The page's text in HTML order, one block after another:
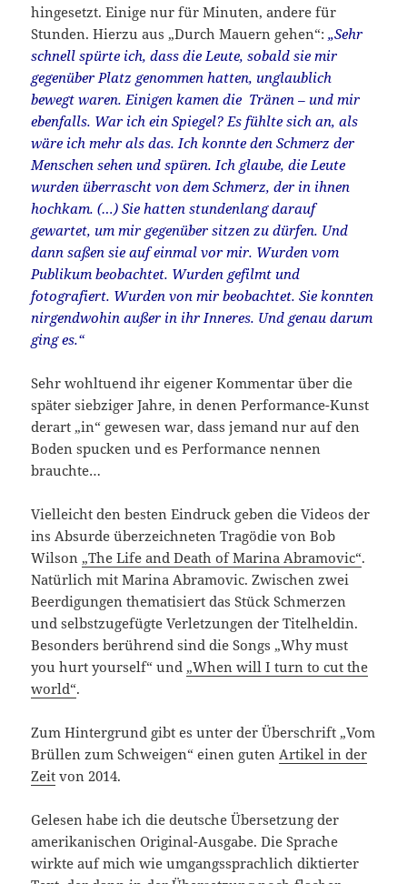
hingesetzt. Einige nur für Minuten, andere für
Stunden. Hierzu aus „Durch Mauern gehen“:„Sehr
schnell spürte ich, dass die Leute, sobald sie mir
gegenüber Platz genommen hatten, unglaublich
bewegt waren. Einigen kamen die Tränen – und mir
ebenfalls. War ich ein Spiegel? Es fühlte sich an, als
wäre ich mehr als das. Ich konnte den Schmerz der
Menschen sehen und spüren. Ich glaube, die Leute
wurden überrascht von dem Schmerz, der in ihnen
hochkam. (…) Sie hatten stundenlang darauf
gewartet, um mir gegenüber sitzen zu dürfen. Und
dann saßen sie auf einmal vor mir. Wurden vom
Publikum beobachtet. Wurden gefilmt und
fotografiert. Wurden von mir beobachtet. Sie konnten
nirgendwohin außer in ihr Inneres. Und genau darum
ging es.“
Sehr wohltuend ihr eigener Kommentar über die
später siebziger Jahre, in denen Performance-Kunst
derart „in“ gewesen war, dass jemand nur auf den
Boden spucken und es Performance nennen
brauchte…
Vielleicht den besten Eindruck geben die Videos der
ins Absurde überzeichneten Tragödie von Bob
Wilson „The Life and Death of Marina Abramovic“.
Natürlich mit Marina Abramovic. Zwischen zwei
Beerdigungen thematisiert das Stück Schmerzen
und selbstzugefügte Verletzungen der Titelheldin.
Besonders berührend sind die Songs „Why must
you hurt yourself“ und „When will I turn to cut the
world“.
Zum Hintergrund gibt es unter der Überschrift „Vom
Brüllen zum Schweigen“ einen guten Artikel in der
Zeit von 2014.
Gelesen habe ich die deutsche Übersetzung der
amerikanischen Original-Ausgabe. Die Sprache
wirkte auf mich wie umgangssprachlich diktierter